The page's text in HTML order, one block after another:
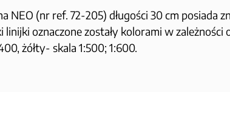
NEO (nr ref. 72-205) długości 30 cm posiada
linijki oznaczone zostały kolorami w
żółty- skala 1:500; 1:600.